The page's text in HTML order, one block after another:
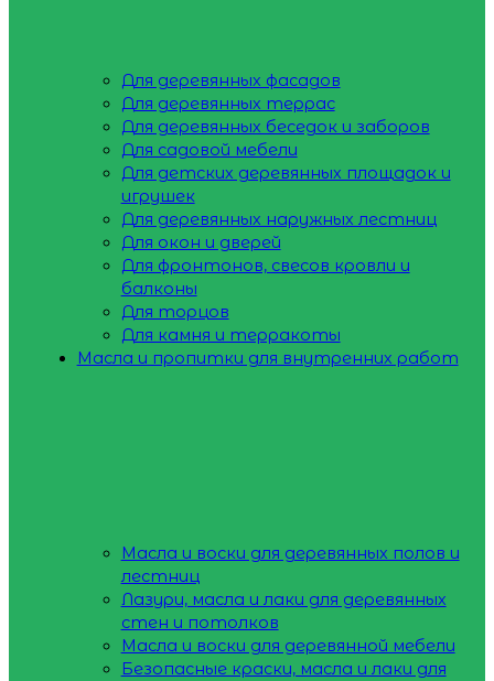
Для деревянных фасадов
Для деревянных террас
Для деревянных беседок и заборов
Для садовой мебели
Для детских деревянных площадок и
игрушек
Для деревянных наружных лестниц
Для окон и дверей
Для фронтонов, свесов кровли и
балконы
Для торцов
Для камня и терракоты
Масла и пропитки для внутренних работ
Масла и воски для деревянных полов и
лестниц
Лазури, масла и лаки для деревянных
стен и потолков
Масла и воски для деревянной мебели
Безопасные краски, масла и лаки для